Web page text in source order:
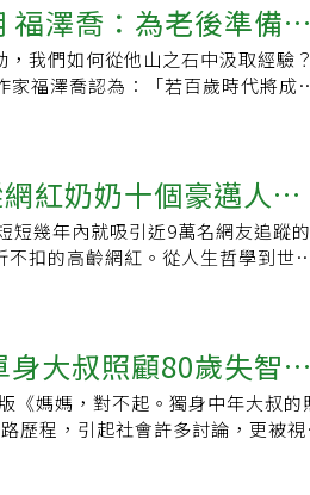
福澤喬：為老後準備遠
我們如何從他山之石中汲取經驗？
福澤喬認為：「若百歲時代將成
紅奶奶十個豪邁人生
短幾年內就吸引近9萬名網友追蹤的
扣的高齡網紅。從人生哲學到世
大叔照顧80歲失智症
擔
《媽媽，對不起。獨身中年大叔的
歷程，引起社會許多討論，更被視